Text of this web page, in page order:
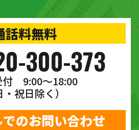
話料無料
300-373
付 9:00〜18:00
・祝日除く）
のお問い合わせ